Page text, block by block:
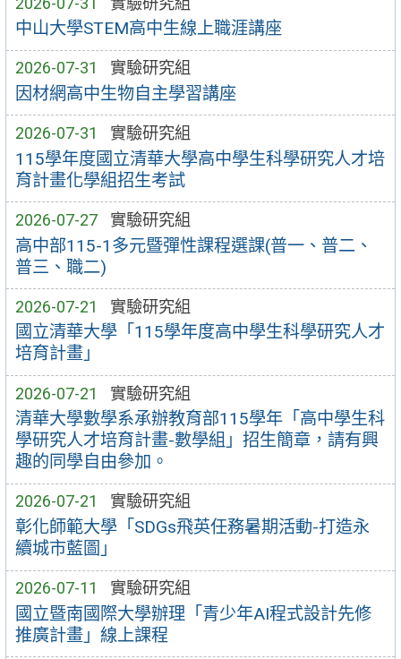
中山大學STEM高中生線上職涯講座
2026-07-31 實驗研究組
因材網高中生物自主學習講座
2026-07-31 實驗研究組
115學年度國立清華大學高中學生科學研究人才培
育計畫化學組招生考試
2026-07-27 實驗研究組
高中部115-1多元暨彈性課程選課(普一、普二、
普三、職二)
2026-07-21 實驗研究組
國立清華大學「115學年度高中學生科學研究人才
培育計畫」
2026-07-21 實驗研究組
清華大學數學系承辦教育部115學年「高中學生科
學研究人才培育計畫-數學組」招生簡章，請有興
趣的同學自由參加。
2026-07-21 實驗研究組
彰化師範大學「SDGs飛英任務暑期活動-打造永
續城市藍圖」
2026-07-11 實驗研究組
國立暨南國際大學辦理「青少年AI程式設計先修
推廣計畫」線上課程